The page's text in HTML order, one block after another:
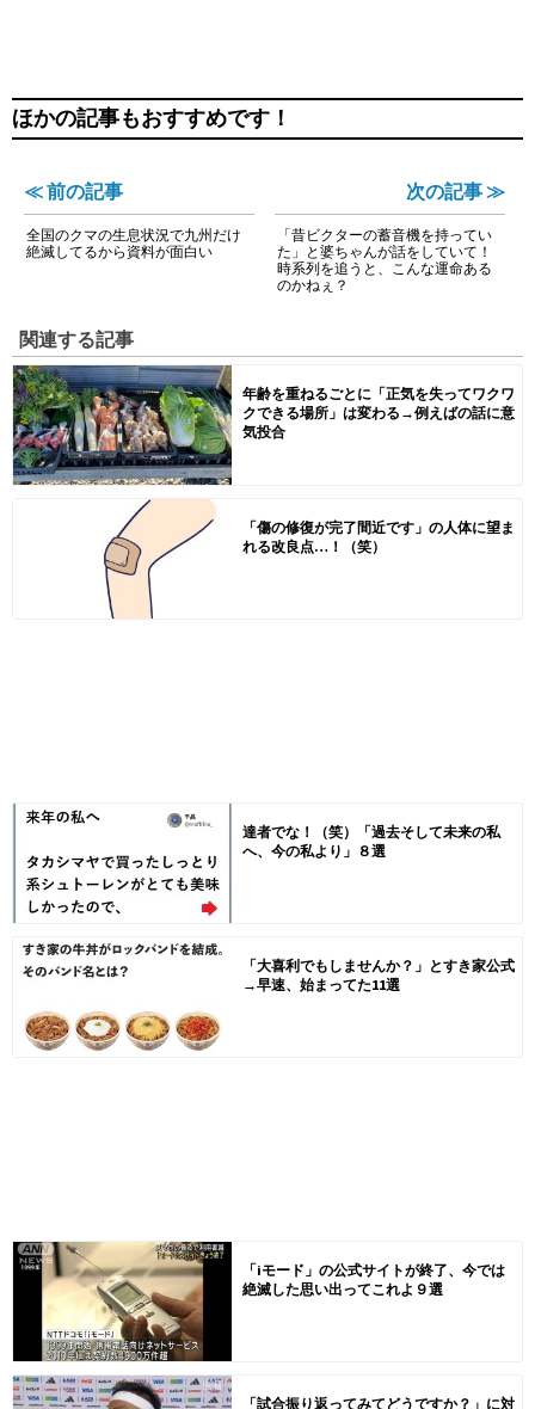
ほかの記事もおすすめです！
≪ 前の記事
全国のクマの生息状況で九州だけ
絶滅してるから資料が面白い
次の記事 ≫
「昔ビクターの蓄音機を持ってい
た」と婆ちゃんが話をしていて！
時系列を追うと、こんな運命ある
のかねぇ？
関連する記事
年齢を重ねるごとに「正気を失ってワクワ
クできる場所」は変わる→例えばの話に意
気投合
「傷の修復が完了間近です」の人体に望ま
れる改良点…！（笑）
達者でな！（笑）「過去そして未来の私
へ、今の私より」８選
「大喜利でもしませんか？」とすき家公式
→早速、始まってた11選
「iモード」の公式サイトが終了、今では
絶滅した思い出ってこれよ９選
「試合振り返ってみてどうですか？」に対